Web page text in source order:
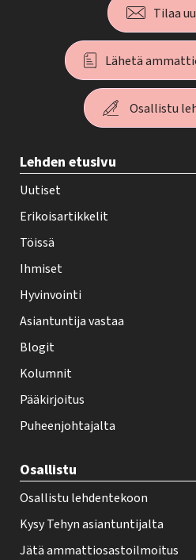
Tilaa
Lähetä
Osallistu
e
h
y
-
e
h
t
i
f
o
t
r
Lehden etusivu
Uutiset
Erikoisartikkelit
Töissä
Ihmiset
Hyvinvointi
Asiantuntija vastaa
Blogit
Kolumnit
Pääkirjoitus
Puheenjohtajalta
Osallistu
Osallistu lehdentekoon
Kysy Tehyn asiantuntijalta
Jätä ammattiosastoilmoitus